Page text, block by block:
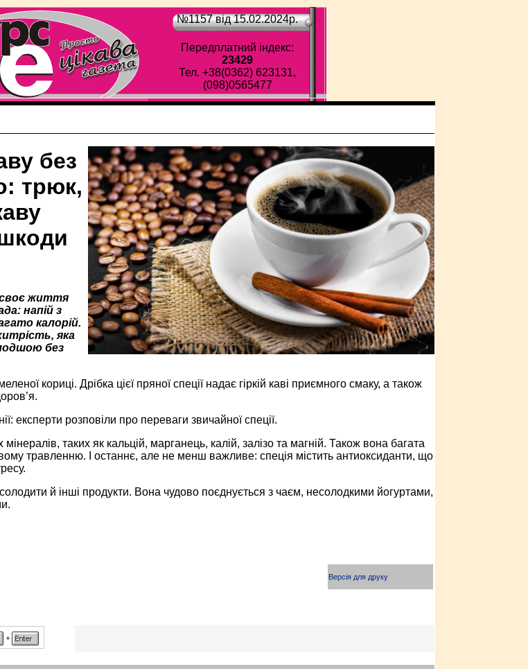
№1157 від 15.02.2024p.
Передплатний індекс:
23429
Тел. +38(0362) 623131,
(098)0565477
без
трюк,
життя
напій з
калорій.
яка
без
кориці. Дрібка цієї пряної спеції надає гіркій каві приємного смаку, а також
експерти розповіли про переваги звичайної спеції.
таких як кальцій, марганець, калій, залізо та магній. Також вона багата
травленню. І останнє, але не менш важливе: спеція містить антиоксиданти, що
й інші продукти. Вона чудово поєднується з чаєм, несолодкими йогуртами,
Версія для друку